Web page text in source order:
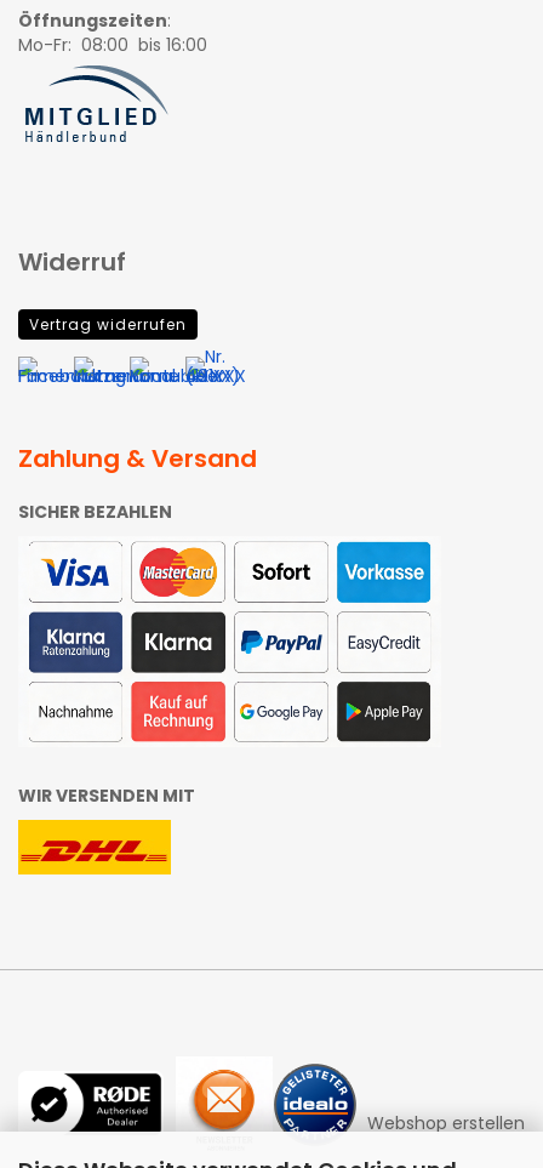
Öffnungszeiten:
Mo-Fr: 08:00 bis 16:00
Widerruf
Vertrag widerrufen
Zahlung & Versand
SICHER BEZAHLEN
WIR VERSENDEN MIT
Webshop erstellen